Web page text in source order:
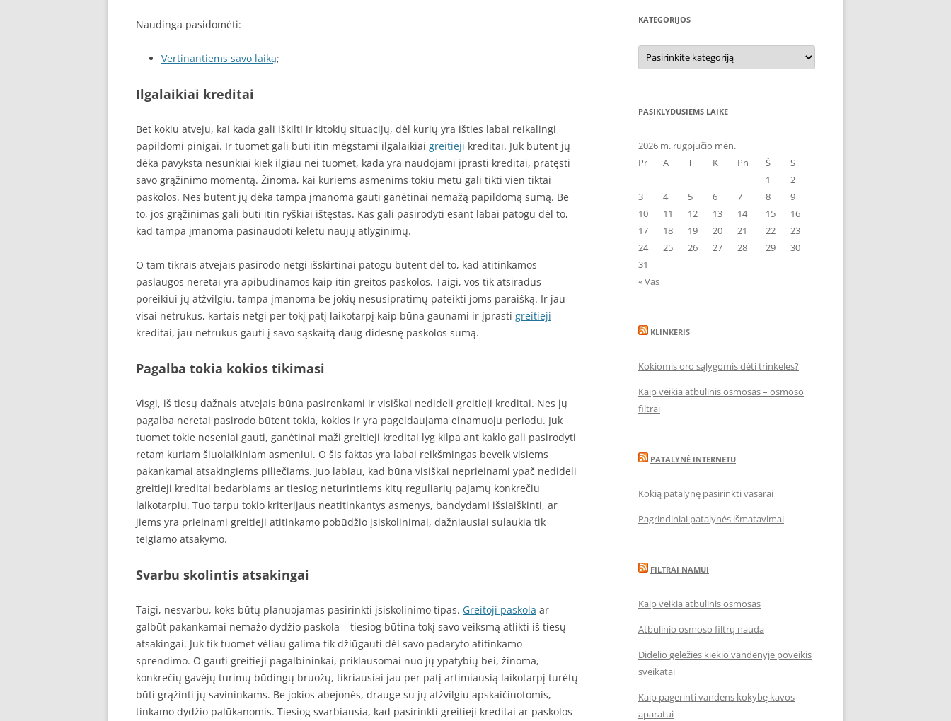
Naudinga pasidomėti:
Vertinantiems savo laiką;
Ilgalaikiai kreditai
Bet kokiu atveju, kai kada gali iškilti ir kitokių situacijų, dėl kurių yra išties labai reikalingi
papildomi pinigai. Ir tuomet gali būti itin mėgstami ilgalaikiai greitieji kreditai. Juk būtent jų
dėka pavyksta nesunkiai kiek ilgiau nei tuomet, kada yra naudojami įprasti kreditai, pratęsti
savo grąžinimo momentą. Žinoma, kai kuriems asmenims tokiu metu gali tikti vien tiktai
paskolos. Nes būtent jų dėka tampa įmanoma gauti ganėtinai nemažą papildomą sumą. Be
to, jos grąžinimas gali būti itin ryškiai ištęstas. Kas gali pasirodyti esant labai patogu dėl to,
kad tampa įmanoma pasinaudoti keletu naujų atlyginimų.
O tam tikrais atvejais pasirodo netgi išskirtinai patogu būtent dėl to, kad atitinkamos
paslaugos neretai yra apibūdinamos kaip itin greitos paskolos. Taigi, vos tik atsiradus
poreikiui jų atžvilgiu, tampa įmanoma be jokių nesusipratimų pateikti joms paraišką. Ir jau
visai netrukus, kartais netgi per tokį patį laikotarpį kaip būna gaunami ir įprasti greitieji
kreditai, jau netrukus gauti į savo sąskaitą daug didesnę paskolos sumą.
Pagalba tokia kokios tikimasi
Visgi, iš tiesų dažnais atvejais būna pasirenkami ir visiškai nedideli greitieji kreditai. Nes jų
pagalba neretai pasirodo būtent tokia, kokios ir yra pageidaujama einamuoju periodu. Juk
tuomet tokie neseniai gauti, ganėtinai maži greitieji kreditai lyg kilpa ant kaklo gali pasirodyti
retam kuriam šiuolaikiniam asmeniui. O šis faktas yra labai reikšmingas beveik visiems
pakankamai atsakingiems piliečiams. Juo labiau, kad būna visiškai neprieinami ypač nedideli
greitieji kreditai bedarbiams ar tiesiog neturintiems kitų reguliarių pajamų konkrečiu
laikotarpiu. Tuo tarpu tokio kriterijaus neatitinkantys asmenys, bandydami išsiaiškinti, ar
jiems yra prieinami greitieji atitinkamo pobūdžio įsiskolinimai, dažniausiai sulaukia tik
teigiamo atsakymo.
Svarbu skolintis atsakingai
Taigi, nesvarbu, koks būtų planuojamas pasirinkti įsiskolinimo tipas. Greitoji paskola ar
galbūt pakankamai nemažo dydžio paskola – tiesiog būtina tokį savo veiksmą atlikti iš tiesų
atsakingai. Juk tik tuomet vėliau galima tik džiūgauti dėl savo padaryto atitinkamo
sprendimo. O gauti greitieji pagalbininkai, priklausomai nuo jų ypatybių bei, žinoma,
konkrečių gavėjų turimų būdingų bruožų, tikriausiai jau per patį artimiausią laikotarpį turėtų
būti grąžinti jų savininkams. Be jokios abejonės, drauge su jų atžvilgiu apskaičiuotomis,
tinkamo dydžio palūkanomis. Tiesiog svarbiausia, kad pasirinkti greitieji kreditai ar paskolos
KATEGORIJOS
Kategorijos
PASIKLYDUSIEMS LAIKE
2026 m. rugpjūčio mėn.
Pr
A T K Pn Š
S
1
2
3
4 5 6 7 8
9
10
11 12 13 14 15
16
17
18 19 20 21 22
23
24
25 26 27 28 29
30
31
« Vas
KLINKERIS
Kokiomis oro sąlygomis dėti trinkeles?
Kaip veikia atbulinis osmosas – osmoso
filtrai
PATALYNĖ INTERNETU
Kokią patalynę pasirinkti vasarai
Pagrindiniai patalynės išmatavimai
FILTRAI NAMUI
Kaip veikia atbulinis osmosas
Atbulinio osmoso filtrų nauda
Didelio geležies kiekio vandenyje poveikis
sveikatai
Kaip pagerinti vandens kokybę kavos
aparatui